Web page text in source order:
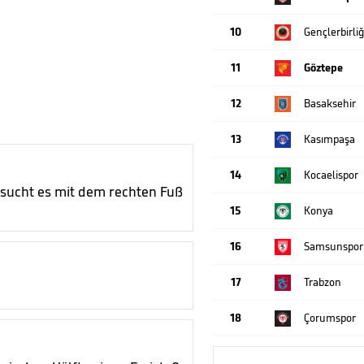
es mit dem rechten Fuß
10
11 Göztepe
12 Basaksehir
13 Kasımpaşa
14 Kocaelispor
15 Konya
16 Samsunspor
17 Trabzon
18 Çorumspor